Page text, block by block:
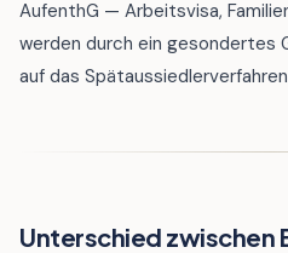
AufenthG — Arbeitsvisa,
werden durch ein gesondertes
auf das
Unterschied zwischen